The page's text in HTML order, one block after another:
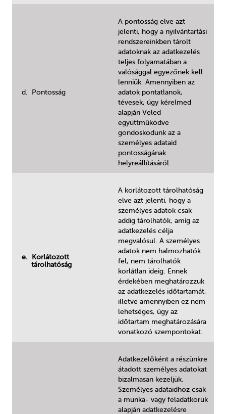
d. Pontosság
A pontosság elve azt
jelenti, hogy a nyilvántartási
rendszereinkben tárolt
adatoknak az adatkezelés
teljes folyamatában a
valósággal egyezőnek kell
lenniük. Amennyiben az
adatok pontatlanok,
tévesek, úgy kérelmed
alapján Veled
együttműködve
gondoskodunk az a
személyes adataid
pontosságának
helyreállításáról.
e. Korlátozott
tárolhatóság
A korlátozott tárolhatóság
elve azt jelenti, hogy a
személyes adatok csak
addig tárolhatók, amíg az
adatkezelés célja
megvalósul. A személyes
adatok nem halmozhatók
fel, nem tárolhatók
korlátlan ideig. Ennek
érdekében meghatározzuk
az adatkezelés időtartamát,
illetve amennyiben ez nem
lehetséges, úgy az
időtartam meghatározására
vonatkozó szempontokat.
Adatkezelőként a részünkre
átadott személyes adatokat
bizalmasan kezeljük.
Személyes adataidhoz csak
a munka- vagy feladatkörük
alapján adatkezelésre